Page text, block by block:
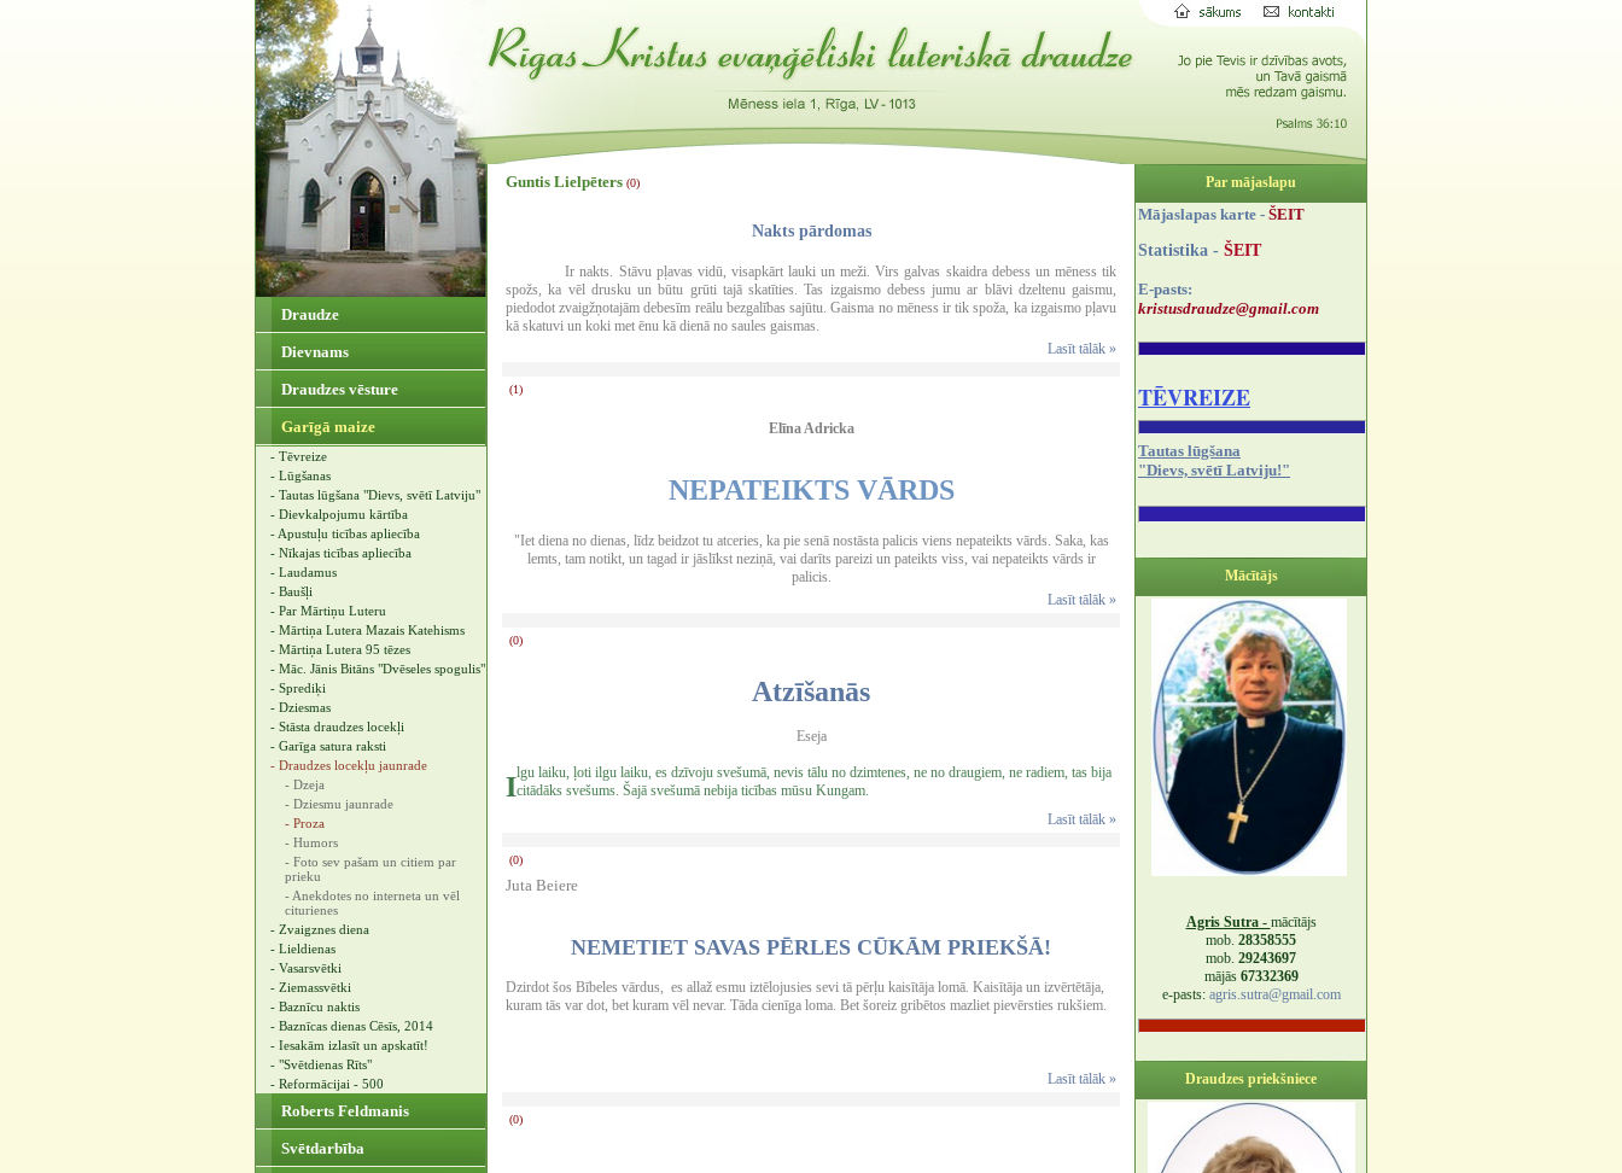
Draudze
Dievnams
Draudzes vēsture
Garīgā maize
- Tēvreize
- Lūgšanas
- Tautas lūgšana "Dievs, svētī Latviju"
- Dievkalpojumu kārtība
- Apustuļu ticības apliecība
- Nīkajas ticības apliecība
- Laudamus
- Baušļi
- Par Mārtiņu Luteru
- Mārtiņa Lutera Mazais Katehisms
- Mārtiņa Lutera 95 tēzes
- Māc. Jānis Bitāns "Dvēseles spogulis"
- Sprediķi
- Dziesmas
- Stāsta draudzes locekļi
- Garīga satura raksti
- Draudzes locekļu jaunrade
- Dzeja
- Dziesmu jaunrade
- Proza
- Humors
- Foto sev pašam un citiem par
prieku
- Anekdotes no interneta un vēl
citurienes
- Zvaigznes diena
- Lieldienas
- Vasarsvētki
- Ziemassvētki
- Baznīcu naktis
- Baznīcas dienas Cēsīs, 2014
- Iesakām izlasīt un apskatīt!
- "Svētdienas Rīts"
- Reformācijai - 500
Roberts Feldmanis
Svētdarbība
Guntis Lielpēters (0)
Nakts pārdomas
Ir nakts. Stāvu pļavas vidū, visapkārt lauki un meži. Virs galvas skaidra debess un mēness tik
spožs, ka vēl drusku un būtu grūti tajā skatīties. Tas izgaismo debess jumu ar blāvi dzeltenu gaismu,
piedodot zvaigžņotajām debesīm reālu bezgalības sajūtu. Gaisma no mēness ir tik spoža, ka izgaismo pļavu
kā skatuvi un koki met ēnu kā dienā no saules gaismas.
Lasīt tālāk »
(1)
Elīna Adricka
NEPATEIKTS VĀRDS
"Iet diena no dienas, līdz beidzot tu atceries, ka pie senā nostāsta palicis viens nepateikts vārds. Saka, kas
lemts, tam notikt, un tagad ir jāslīkst neziņā, vai darīts pareizi un pateikts viss, vai nepateikts vārds ir
palicis.
Lasīt tālāk »
(0)
Atzīšanās
Eseja
Ilgu laiku, ļoti ilgu laiku, es dzīvoju svešumā, nevis tālu no dzimtenes, ne no draugiem, ne radiem, tas bija
citādāks svešums. Šajā svešumā nebija ticības mūsu Kungam.
Lasīt tālāk »
(0)
Juta Beiere
NEMETIET SAVAS PĒRLES CŪKĀM PRIEKŠĀ!
Dzirdot šos Bībeles vārdus, es allaž esmu iztēlojusies sevi tā pērļu kaisītāja lomā. Kaisītāja un izvērtētāja,
kuram tās var dot, bet kuram vēl nevar. Tāda cienīga loma. Bet šoreiz gribētos mazliet pievērsties rukšiem.
Lasīt tālāk »
(0)
Par mājaslapu
Mājaslapas karte - ŠEIT
Statistika - ŠEIT
E-pasts:
kristusdraudze@gmail.com
TĒVREIZE
Tautas lūgšana
"Dievs, svētī Latviju!"
Mācītājs
Agris Sutra - mācītājs
mob. 28358555
mob. 29243697
mājās 67332369
e-pasts: agris.sutra@gmail.com
Draudzes priekšniece